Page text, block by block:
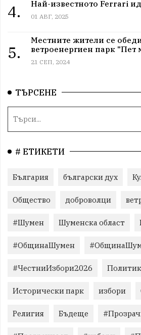
4. Най-известното Ferrari
01 АВГ, 2025
5.
Местните жители се
ветроенергиен парк "Пет
21 СЕП, 2024
ТЪРСЕНЕ
# ЕТИКЕТИ
България български дух
Общество доброволци
#Шумен Шуменска област
#ОбщинаШумен
#ЧестниИзбори2026
Исторически парк избори
Религия Бъдеще